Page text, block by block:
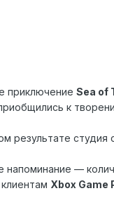
приключение Sea of
к
результате
—
Xbox Game